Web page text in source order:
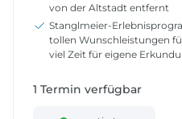
von der Altstadt entfernt
Stanglmeier-
tollen Wunschleistungen
viel Zeit für eigene
1 Termin verfügbar